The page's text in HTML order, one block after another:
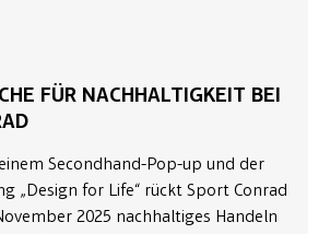
FÜR NACHHALTIGKEIT BEI
Secondhand-Pop-up und der
„Design for Life“ rückt Sport Conrad
2025 nachhaltiges Handeln